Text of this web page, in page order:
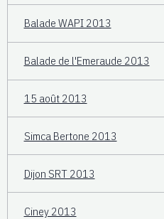
Balade WAPI 2013
Balade de l'Emeraude 2013
15 août 2013
Simca Bertone 2013
Dijon SRT 2013
Ciney 2013